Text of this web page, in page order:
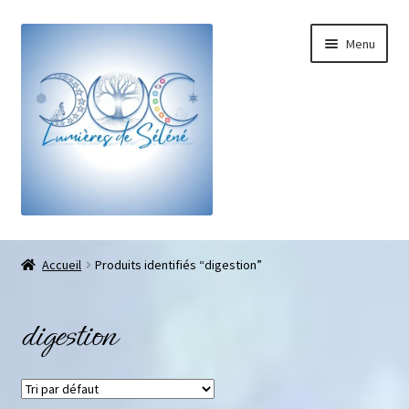
Menu
Boutique
Galets pouce anti-stress
Pendentifs sifflet et fioles
Accueil Produits identifiés “digestion”
digestion